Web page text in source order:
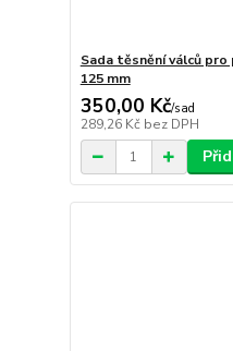
Sada těsnění válců
125 mm
350,00 Kč/sad
289,26 Kč bez DPH